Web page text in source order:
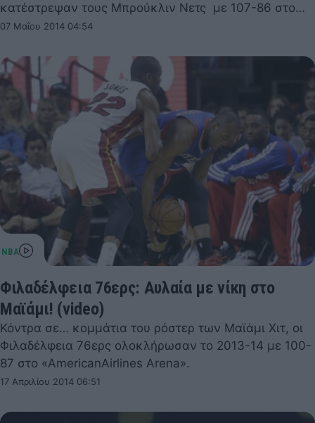
κατέστρεψαν τους Μπρούκλιν Νετς με 107-86 στο…
07 Μαΐου 2014 04:54
Φιλαδέλφεια 76ερς: Αυλαία με νίκη στο
Μαϊάμι! (video)
Κόντρα σε… κομμάτια του ρόστερ των Μαϊάμι Χιτ, οι
Φιλαδέλφεια 76ερς ολοκλήρωσαν το 2013-14 με 100-
87 στο «AmericanAirlines Arena».
17 Απριλίου 2014 06:51